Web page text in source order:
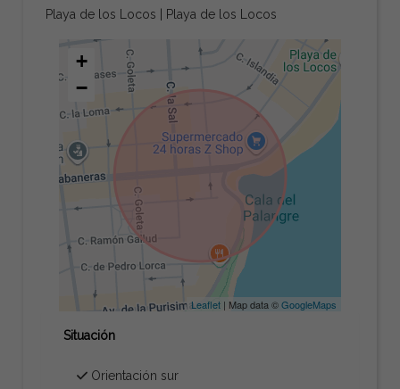
Playa de los Locos | Playa de los Locos
+
−
Leaflet| Map data ©GoogleMaps
Situación
Orientación sur